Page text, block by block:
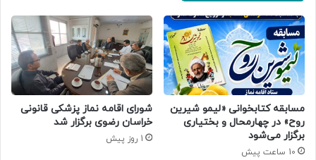
مسابقه کتابخوانی «لیمو شیرین
روح» در چهارمحال و بختیاری
برگزار می‌شود
10 ساعت پیش
شورای اقامه نماز پزشکی قانونی
خراسان رضوی برگزار شد
1 روز پیش